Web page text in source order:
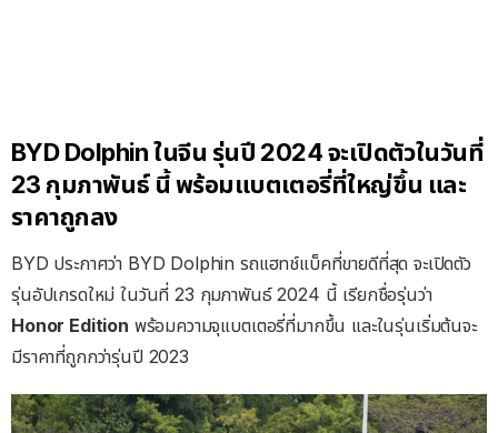
BYD Dolphin ในจีน รุ่นปี 2024 จะเปิดตัวในวันที่
23 กุมภาพันธ์ นี้ พร้อมแบตเตอรี่ที่ใหญ่ขึ้น และ
ราคาถูกลง
BYD ประกาศว่า BYD Dolphin รถแฮทช์แบ็คที่ขายดีที่สุด จะเปิดตัว
รุ่นอัปเกรดใหม่ ในวันที่ 23 กุมภาพันธ์ 2024 นี้ เรียกชื่อรุ่นว่า
Honor Edition พร้อมความจุแบตเตอรี่ที่มากขึ้น และในรุ่นเริ่มต้นจะ
มีราคาที่ถูกกว่ารุ่นปี 2023